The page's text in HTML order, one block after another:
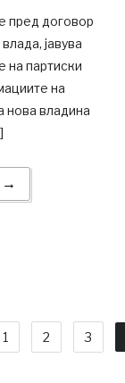
договор
јавува
на партиски
на
нова владина
→
1 2 3